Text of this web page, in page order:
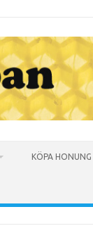
KÖPA HONUNG